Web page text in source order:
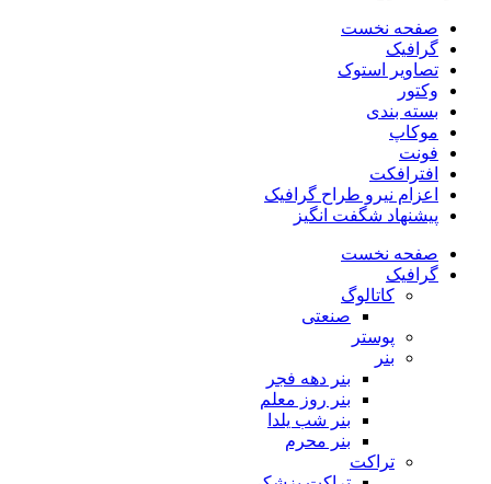
صفحه نخست
گرافیک
تصاویر استوک
وکتور
بسته بندی
موکاپ
فونت
افترافکت
اعزام نیرو طراح گرافیک
پیشنهاد شگفت انگیز
صفحه نخست
گرافیک
کاتالوگ
صنعتی
پوستر
بنر
بنر دهه فجر
بنر روز معلم
بنر شب یلدا
بنر محرم
تراکت